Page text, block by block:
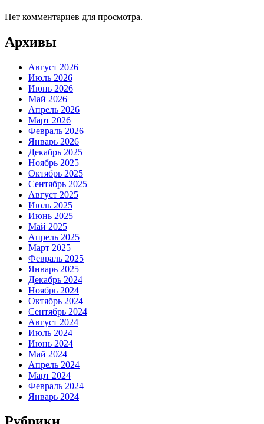
Нет комментариев для просмотра.
Архивы
Август 2026
Июль 2026
Июнь 2026
Май 2026
Апрель 2026
Март 2026
Февраль 2026
Январь 2026
Декабрь 2025
Ноябрь 2025
Октябрь 2025
Сентябрь 2025
Август 2025
Июль 2025
Июнь 2025
Май 2025
Апрель 2025
Март 2025
Февраль 2025
Январь 2025
Декабрь 2024
Ноябрь 2024
Октябрь 2024
Сентябрь 2024
Август 2024
Июль 2024
Июнь 2024
Май 2024
Апрель 2024
Март 2024
Февраль 2024
Январь 2024